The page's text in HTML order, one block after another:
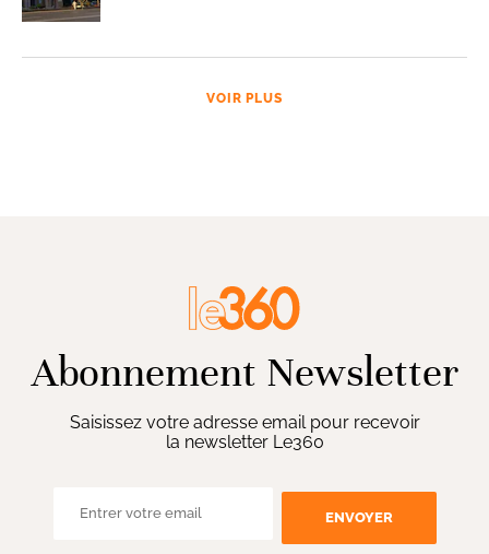
VOIR PLUS
Abonnement Newsletter
Saisissez votre adresse email pour recevoir
la newsletter Le360
ENVOYER